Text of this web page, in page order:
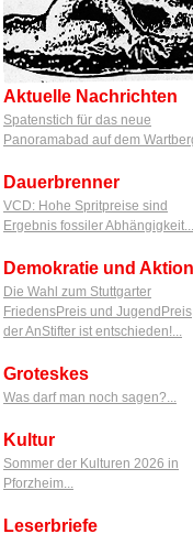
Aktuelle Nachrichten
Spatenstich für das neue
Panoramabad auf dem
Dauerbrenner
VCD: Hohe Spritpreise sind
Ergebnis fossiler Abhängigkeit...
Demokratie und Aktion
Die Wahl zum Stuttgarter
FriedensPreis und JugendPreis
der AnStifter ist entschieden!...
Groteskes
Was darf man noch sagen?...
Kultur
Sommer der Kulturen 2026 in
Pforzheim...
Leserbriefe